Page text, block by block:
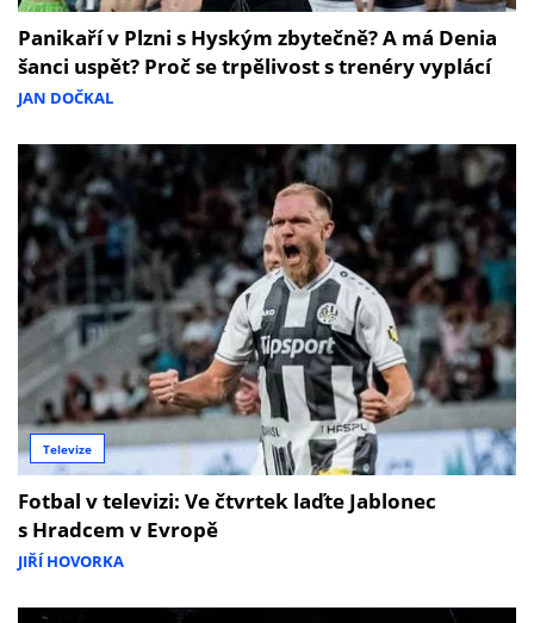
Panikaří v Plzni s Hyským zbytečně? A má Denia
šanci uspět? Proč se trpělivost s trenéry vyplácí
JAN DOČKAL
Televize
Fotbal v televizi: Ve čtvrtek laďte Jablonec
s Hradcem v Evropě
JIŘÍ HOVORKA